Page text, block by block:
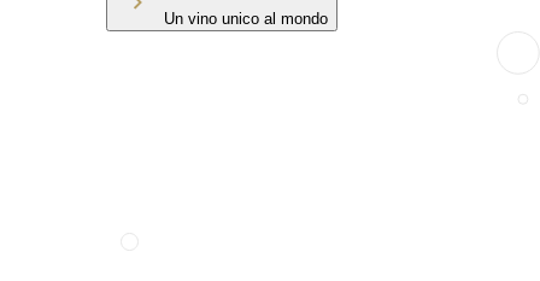
Un vino unico al mondo